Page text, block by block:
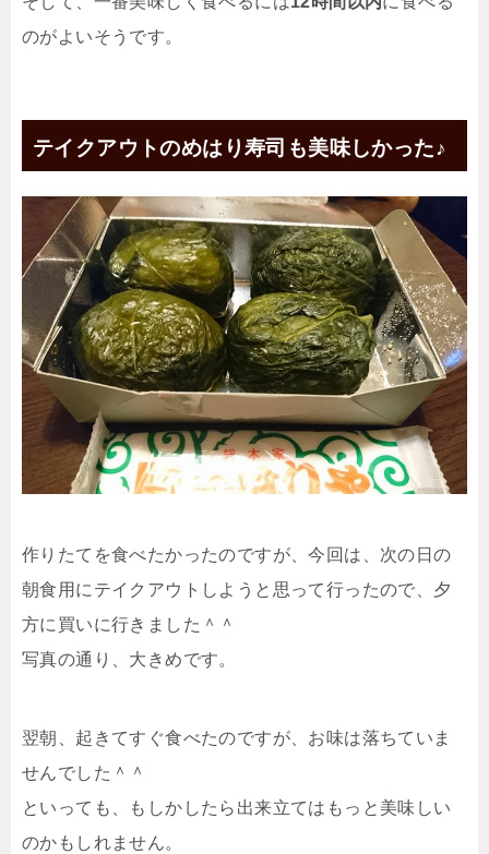
のがよいそうです。
テイクアウトのめはり寿司も美味しかった♪
作りたてを食べたかったのですが、今回は、次の日の
朝食用にテイクアウトしようと思って行ったので、夕
方に買いに行きました＾＾
写真の通り、大きめです。
翌朝、起きてすぐ食べたのですが、お味は落ちていま
せんでした＾＾
といっても、もしかしたら出来立てはもっと美味しい
のかもしれません。